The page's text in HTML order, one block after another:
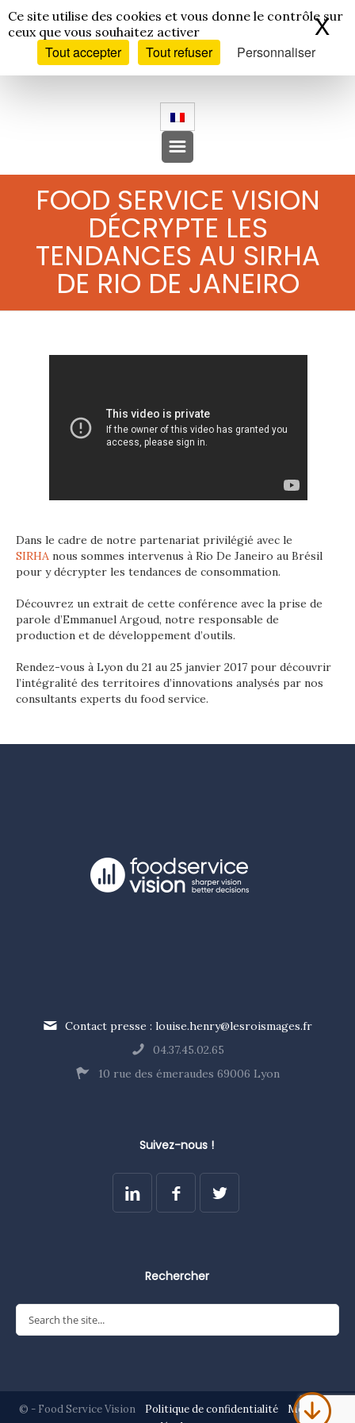
Panneau de gestion des cookies
Ce site utilise des cookies et vous donne le contrôle sur
ceux que vous souhaitez activer
Tout accepter Tout refuser Personnaliser
X
FOOD SERVICE VISION
DÉCRYPTE LES
TENDANCES AU SIRHA
DE RIO DE JANEIRO
Dans le cadre de notre partenariat privilégié avec le
SIRHA nous sommes intervenus à Rio De Janeiro au Brésil
pour y décrypter les tendances de consommation.
Découvrez un extrait de cette conférence avec la prise de
parole d’Emmanuel Argoud, notre responsable de
production et de développement d’outils.
Rendez-vous à Lyon du 21 au 25 janvier 2017 pour découvrir
l’intégralité des territoires d’innovations analysés par nos
consultants experts du food service.
Contact presse : louise.henry@lesroismages.fr
04.37.45.02.65
10 rue des émeraudes 69006 Lyon
Suivez-nous !
Rechercher
© - Food Service Vision Politique de confidentialité
Mentions